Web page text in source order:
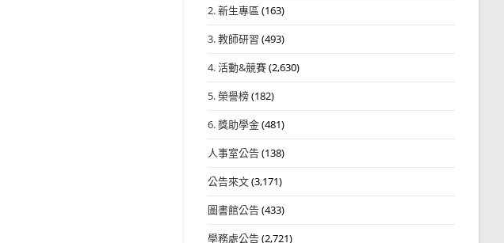
2. 新生專區 (163)
3. 教師研習 (493)
4. 活動&競賽(2,630)
5. 榮譽榜(182)
6. 獎助學金(481)
人事室公告(138)
公告來文(3,171)
圖書館公告(433)
學務處公告(2,721)